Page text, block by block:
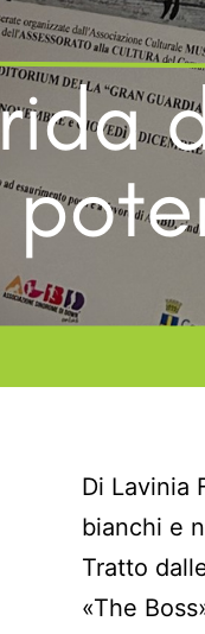
Di Lavinia
bianchi e
Tratto
«The